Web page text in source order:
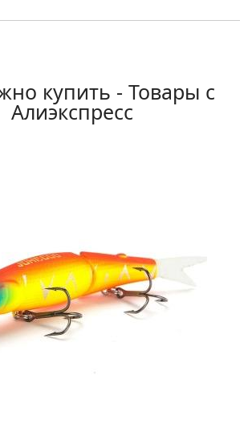
купить - Товары с
Алиэкспресс